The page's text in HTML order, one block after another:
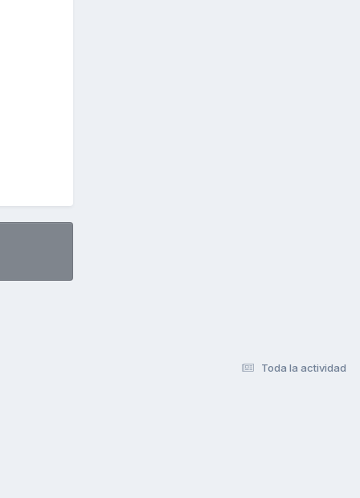
Toda la actividad